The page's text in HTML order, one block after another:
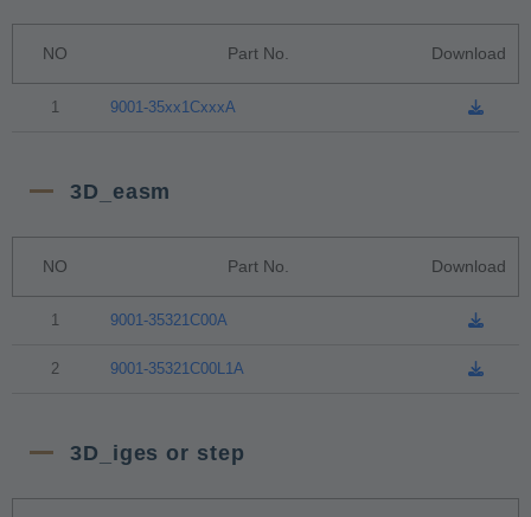
NO Part No. Download
1 9001-35xx1CxxxA
3D_easm
NO Part No. Download
1 9001-35321C00A
2 9001-35321C00L1A
3D_iges or step